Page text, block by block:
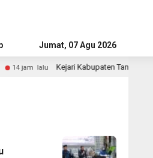
Advertorial
Jumat, 07 Agu 2026
Kabupaten Tangerang Temukan Siswa